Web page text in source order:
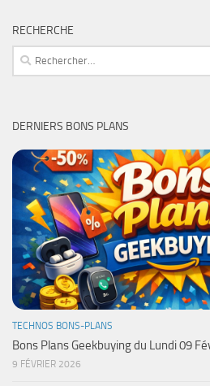
RECHERCHE
Rechercher :
DERNIERS BONS PLANS
TECHNOS BONS-PLANS
Bons Plans Geekbuying du Lundi 09
9 FÉVRIER 2026